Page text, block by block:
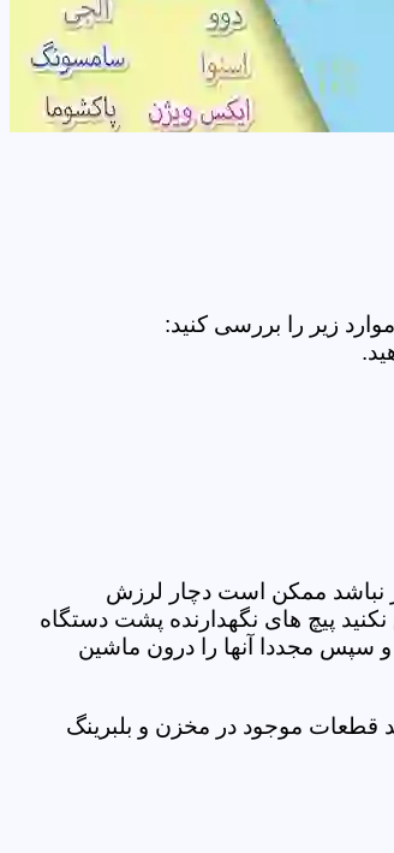
زیر را بررسی کنید:
نباشد ممکن است دچار لرزش
پیچ های نگهدارنده پشت دستگاه
و سپس مجددا آنها را درون ماشین
قطعات موجود در مخزن و بلبرینگ